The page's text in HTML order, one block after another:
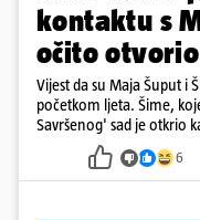
kontaktu s
očito
Vijest da su Maja Šuput i
početkom ljeta. Šime,
Savršenog' sad je otkrio
6